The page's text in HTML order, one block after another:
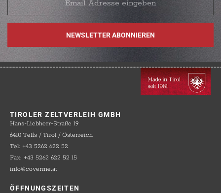
TIROLER ZELTVERLEIH GMBH
Hans-Liebherr-Straße 19
6410 Telfs / Tirol / Österreich
Tel: +43 5262 622 52
Fax: +43 5262 622 52 15
info@coverme.at
ÖFFNUNGSZEITEN